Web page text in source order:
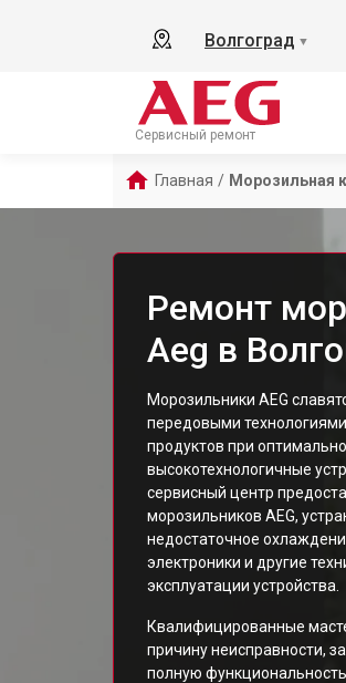
Волгоград ▼
Сервисный ремонт
Главная / Морозильная
Ремонт
Aeg в
Морозильники AEG
передовыми
продуктов при
высокотехнологичные
сервисный центр
морозильников AEG,
недостаточное
электроники и другие
эксплуатации устройства.
Квалифицированные
причину неисправности,
полную